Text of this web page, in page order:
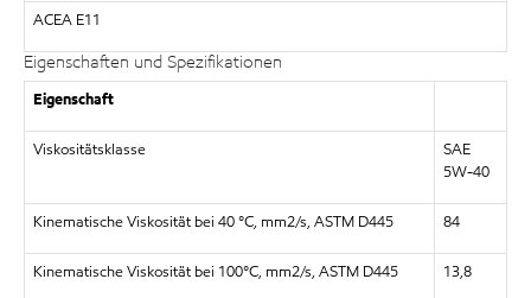
ACEA E11
Eigenschaften und Spezifikationen
Eigenschaft
Viskositätsklasse
SAE
5W-40
Kinematische Viskosität bei 40 °C, mm2/s, ASTM D445 84
Kinematische Viskosität bei 100°C, mm2/s, ASTM D445 13,8